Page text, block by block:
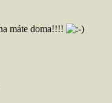
máte doma!!!!